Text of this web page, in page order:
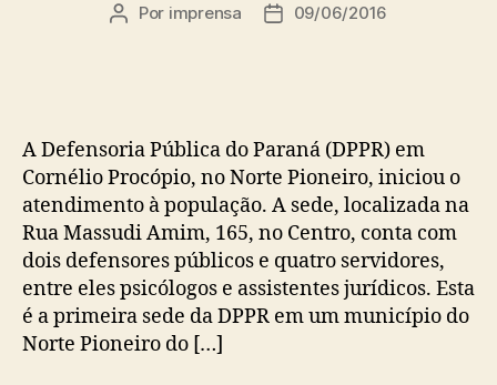
Autor
Por imprensa
Data09/06/2016
A Defensoria Pública do Paraná (DPPR) em
Cornélio Procópio, no Norte Pioneiro, iniciou o
atendimento à população. A sede, localizada na
Rua Massudi Amim, 165, no Centro, conta com
dois defensores públicos e quatro servidores,
entre eles psicólogos e assistentes jurídicos. Esta
é a primeira sede da DPPR em um município do
Norte Pioneiro do […]